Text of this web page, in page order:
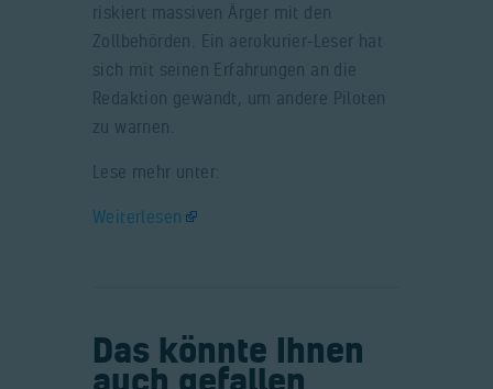
riskiert massiven Ärger mit den
Zollbehörden. Ein aerokurier-Leser hat
sich mit seinen Erfahrungen an die
Redaktion gewandt, um andere Piloten
zu warnen.
Lese mehr unter:
Weiterlesen
Das könnte Ihnen